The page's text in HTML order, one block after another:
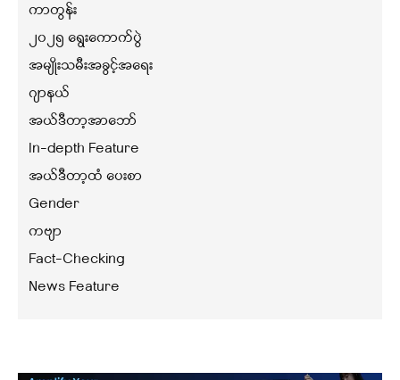
ကာတွန်း
၂၀၂၅ ရွေးကောက်ပွဲ
အမျိုးသမီးအခွင့်အရေး
ဂျာနယ်
အယ်ဒီတာ့အာဘော်
In-depth Feature
အယ်ဒီတာ့ထံ ပေးစာ
Gender
ကဗျာ
Fact-Checking
News Feature